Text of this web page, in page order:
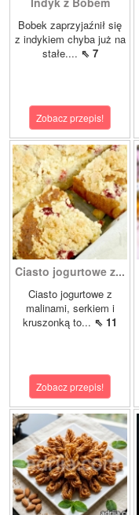
Bobek zaprzyjaźnił się
z indykiem chyba już na
stałe.... ⇖ 7
Zobacz przepis!
Ciasto jogurtowe z...
Ciasto jogurtowe z
malinami, serkiem i
kruszonką to... ⇖ 11
Zobacz przepis!